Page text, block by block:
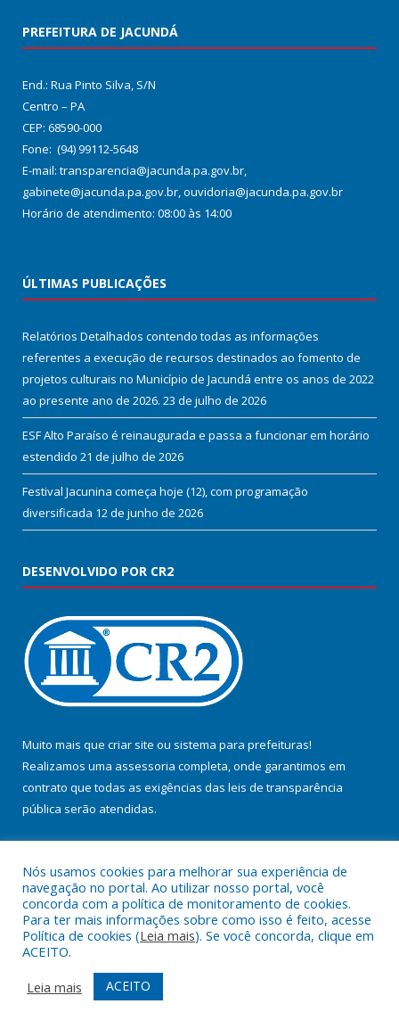
PREFEITURA DE JACUNDÁ
End.: Rua Pinto Silva, S/N
Centro – PA
CEP: 68590-000
Fone: (94) 99112-5648
E-mail: transparencia@jacunda.pa.gov.br,
gabinete@jacunda.pa.gov.br, ouvidoria@jacunda.pa.gov.br
Horário de atendimento: 08:00 às 14:00
ÚLTIMAS PUBLICAÇÕES
Relatórios Detalhados contendo todas as informações
referentes a execução de recursos destinados ao fomento de
projetos culturais no Município de Jacundá entre os anos de 2022
ao presente ano de 2026. 23 de julho de 2026
ESF Alto Paraíso é reinaugurada e passa a funcionar em horário
estendido 21 de julho de 2026
Festival Jacunina começa hoje (12), com programação
diversificada 12 de junho de 2026
DESENVOLVIDO POR CR2
Muito mais que criar site ou sistema para prefeituras!
Realizamos uma assessoria completa, onde garantimos em
contrato que todas as exigências das leis de transparência
pública serão atendidas.
Todos os direitos reservados a Prefeitura Municipal de Jacundá.
Mapa do Site
Acessar Área Administrativa
Acessar Webmail
Nós usamos cookies para melhorar sua experiência de
navegação no portal. Ao utilizar nosso portal, você
concorda com a política de monitoramento de cookies.
Para ter mais informações sobre como isso é feito, acesse
Política de cookies (Leia mais). Se você concorda, clique em
ACEITO.
Leia mais
ACEITO